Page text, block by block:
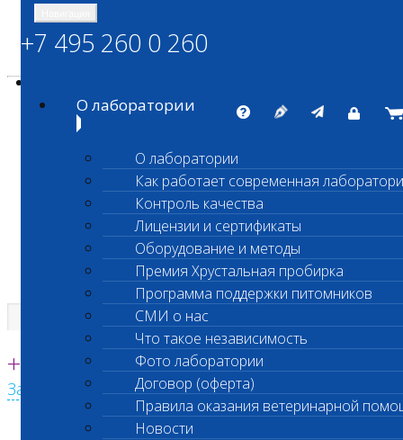
ШАНС БИО
Независимая ветеринарная лаборатория
Единая круглосуточная справочная
+7 495 260 0 260
Заказать звонок с сайта
+7 495 260 0 260
О лаборатории
О лаборатории
Как работает современная
Контроль качества
Лицензии и сертификаты
Оборудование и методы
Премия Хрустальная пробирка
Программа поддержки питомников
СМИ о нас
Что такое независимость
Фото лаборатории
Договор (оферта)
Правила оказания ветеринарной
Новости
Главная страница